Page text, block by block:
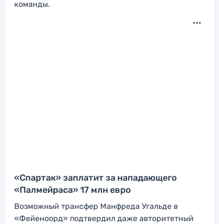
команды.
«Спартак» заплатит за нападающего
«Палмейраса» 17 млн евро
Возможный трансфер Манфреда Угальде в
«Фейеноорд» подтвердил даже авторитетный